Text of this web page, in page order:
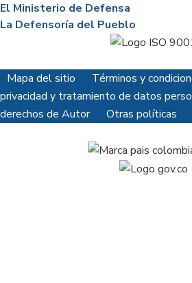
El Ministerio de Defensa
La Defensoría del Pueblo
Mapa del sitio Términos y
privacidad y tratamiento de datos
derechos de Autor
Otras políticas